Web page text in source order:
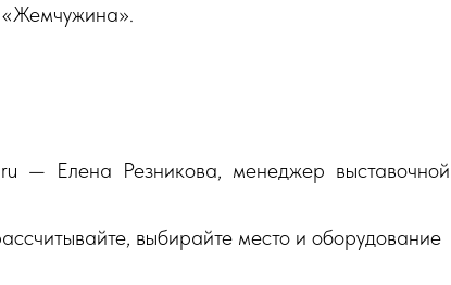
— Елена Резникова, менеджер выставочной
выбирайте место и оборудование